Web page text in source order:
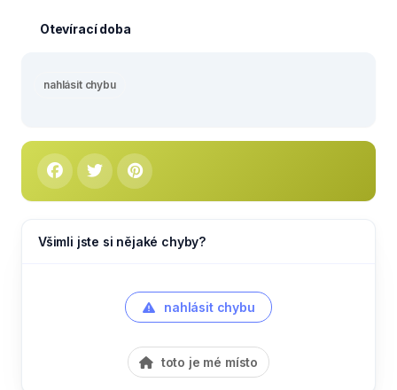
Otevírací doba
nahlásit chybu
Všimli jste si nějaké chyby?
nahlásit chybu
toto je mé místo